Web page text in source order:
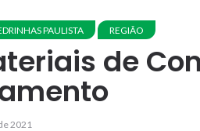
PAULISTA REGIÃO
de
2021